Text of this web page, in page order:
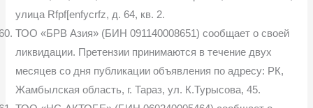
улица Rfpf[enfycrfz, д. 64, кв. 2.
ТОО «БРВ Азия» (БИН 091140008651) сообщает о своей
ликвидации. Претензии принимаются в течение двух
месяцев со дня публикации объявления по адресу: РК,
Жамбылская область, г. Тараз, ул. К.Турысова, 45.